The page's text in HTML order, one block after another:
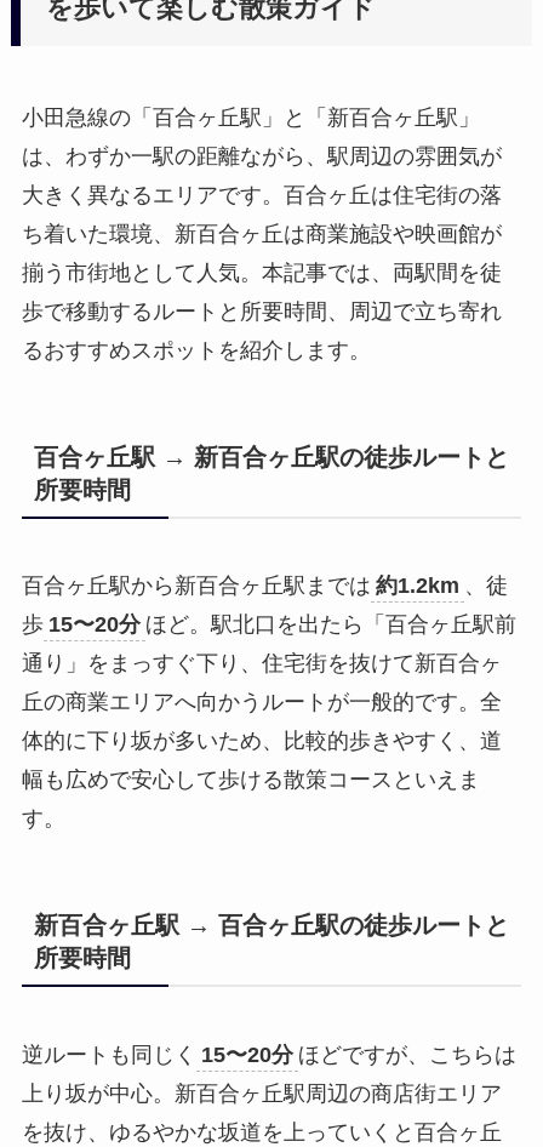
を歩いて楽しむ散策ガイド
小田急線の「百合ヶ丘駅」と「新百合ヶ丘駅」
は、わずか一駅の距離ながら、駅周辺の雰囲気が
大きく異なるエリアです。百合ヶ丘は住宅街の落
ち着いた環境、新百合ヶ丘は商業施設や映画館が
揃う市街地として人気。本記事では、両駅間を徒
歩で移動するルートと所要時間、周辺で立ち寄れ
るおすすめスポットを紹介します。
百合ヶ丘駅 → 新百合ヶ丘駅の徒歩ルートと
所要時間
百合ヶ丘駅から新百合ヶ丘駅までは 約1.2km 、徒
歩 15〜20分 ほど。駅北口を出たら「百合ヶ丘駅前
通り」をまっすぐ下り、住宅街を抜けて新百合ヶ
丘の商業エリアへ向かうルートが一般的です。全
体的に下り坂が多いため、比較的歩きやすく、道
幅も広めで安心して歩ける散策コースといえま
す。
新百合ヶ丘駅 → 百合ヶ丘駅の徒歩ルートと
所要時間
逆ルートも同じく 15〜20分 ほどですが、こちらは
上り坂が中心。新百合ヶ丘駅周辺の商店街エリア
を抜け、ゆるやかな坂道を上っていくと百合ヶ丘